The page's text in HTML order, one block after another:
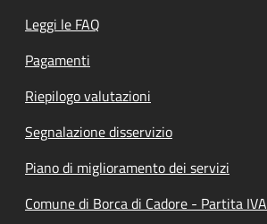
Leggi le FAQ
Pagamenti
Riepilogo valutazioni
Segnalazione disservizio
Piano di miglioramento dei servizi
Comune di Borca di Cadore - Partita IVA